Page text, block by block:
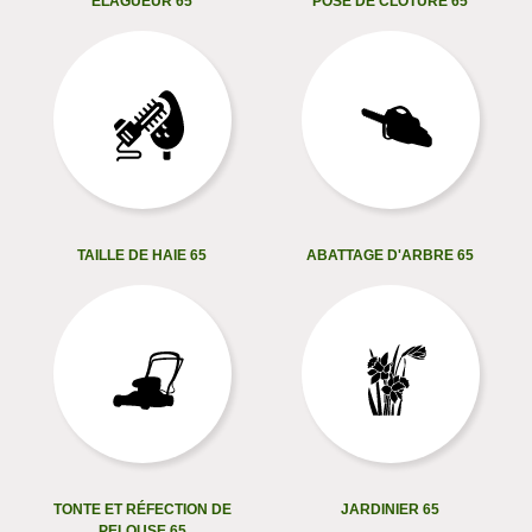
TAILLE DE HAIE 65 ABATTAGE D'ARBRE 65
TONTE ET RÉFECTION DE
JARDINIER 65